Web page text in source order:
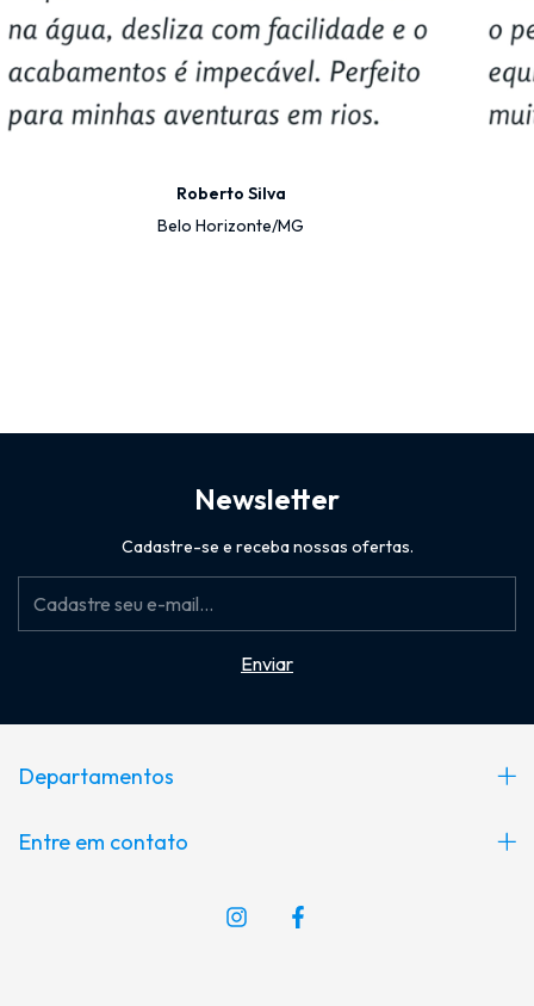
Roberto Silva
Belo Horizonte/MG
Newsletter
Cadastre-se e receba nossas ofertas.
Departamentos
Entre em contato